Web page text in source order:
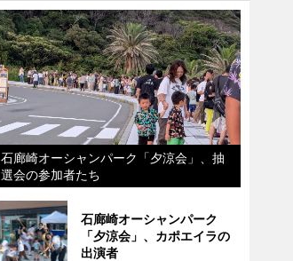
石廊崎オーシャンパーク「夕涼会」、抽
選会の参加者たち
石廊崎オーシャンパーク
「夕涼会」、カポエイラの
出演者